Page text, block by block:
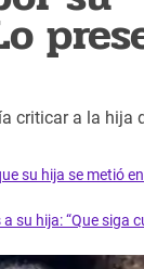
criticar a la hija
su hija se metió
su hija: “Que siga